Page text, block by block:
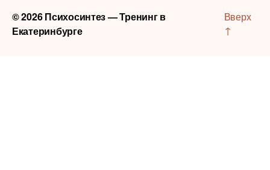
© 2026Психосинтез — Тренинг в
Екатеринбурге
Вверх
↑